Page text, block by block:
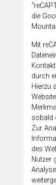
die
Mit
durch
Hierzu
sobald
Zur
des
Nutzer